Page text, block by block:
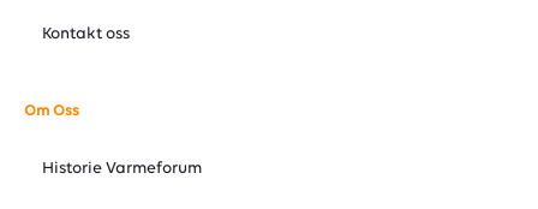
Kontakt oss
Om Oss
Historie Varmeforum